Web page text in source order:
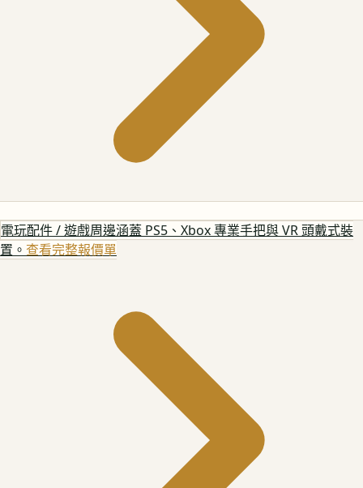
電玩配件 / 遊戲周邊涵蓋 PS5、Xbox 專業手把與 VR 頭戴式裝
置。 查看完整報價單